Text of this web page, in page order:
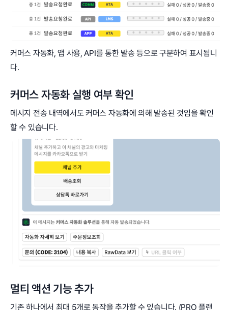
커머스 자동화, 앱 사용, API를 통한 발송 등으로 구분하여 표시됩니
다.
커머스 자동화 실행 여부 확인
메시지 전송 내역에서도 커머스 자동화에 의해 발송된 것임을 확인
할 수 있습니다.
멀티 액션 기능 추가
기존 하나에서 최대 5개로 동작을 추가할 수 있습니다. (PRO 플랜